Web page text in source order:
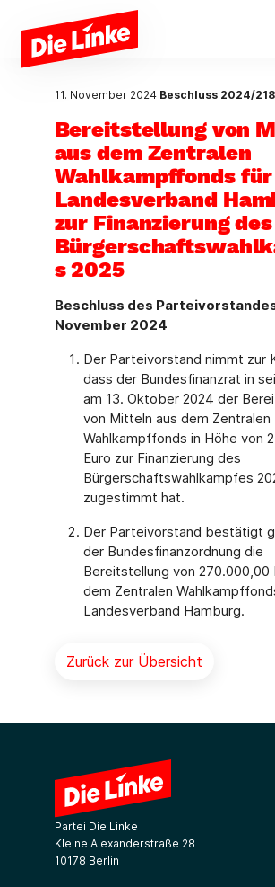
Zum Hauptinhalt springen
11. November 2024 Beschluss 2024/218
Bereitstellung von
aus dem Zentralen
Wahlkampffonds für
Landesverband
zur Finanzierung des
s 2025
Beschluss des
November 2024
Der Parteivorstand nimmt zur
dass der Bundesfinanzrat in
am 13. Oktober 2024 der
von Mitteln aus dem Zentralen
Wahlkampffonds in Höhe von
Euro zur Finanzierung des
Bürgerschaftswahlkampfes
zugestimmt hat.
Der Parteivorstand bestätigt
der Bundesfinanzordnung die
Bereitstellung von 270.000,00
dem Zentralen
Landesverband Hamburg.
Zurück zur Übersicht
Partei Die Linke
Kleine Alexanderstraße 28
10178 Berlin